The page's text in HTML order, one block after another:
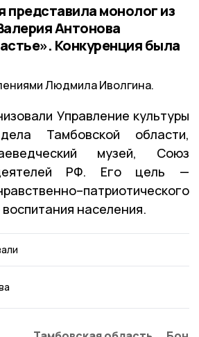
представила монолог из
Антонова
Конкуренция была
Людмила Иволгина.
Управление культуры
Тамбовской области,
музей, Союз
РФ. Его цель —
населения.